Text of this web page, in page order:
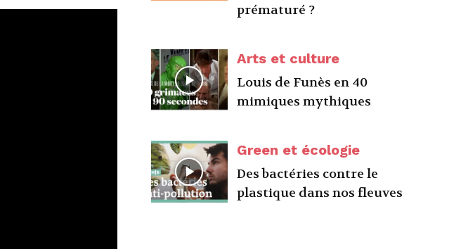
prématuré ?
Arts et culture
Louis de Funès en 40
mimiques mythiques
Green et écologie
Des bactéries contre le
plastique dans nos fleuves